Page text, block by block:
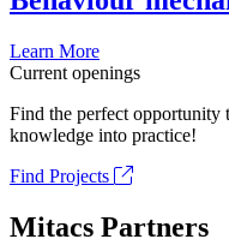
Learn More
Current openings
Find the perfect opportunity
knowledge into practice!
Find Projects
Mitacs Partners